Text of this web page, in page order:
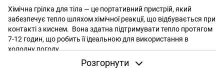
Хімічна грілка для тіла — це портативний пристрій, який
забезпечує тепло шляхом хімічної реакції, що відбувається при
контакті з киснем. Вона здатна підтримувати тепло протягом
7-12 годин, що робить її ідеальною для використання в
холодну погоду.
Які функції виконує хімічна грілка для тіла?
Розгорнути